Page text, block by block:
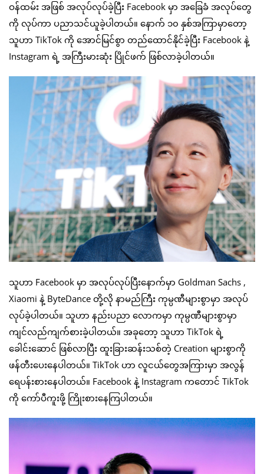
ဝန်ထမ်း အဖြစ် အလုပ်လုပ်ခဲ့ပြီး Facebook မှာ အခြေခံ အလုပ်တွေ
ကို လုပ်ကာ ပညာသင်ယူခဲ့ပါတယ်။ နောက် ၁၀ နှစ်အကြာမှာတော့
သူဟာ TikTok ကို အောင်မြင်စွာ တည်ထောင်နိုင်ခဲ့ပြီး Facebook နဲ့
Instagram ရဲ့ အကြီးမားဆုံး ပြိုင်ဖက် ဖြစ်လာခဲ့ပါတယ်။
သူဟာ Facebook မှာ အလုပ်လုပ်ပြီးနောက်မှာ Goldman Sachs ,
Xiaomi နဲ့ ByteDance တို့လို နာမည်ကြီး ကုမ္ပဏီများစွာမှာ အလုပ်
လုပ်ခဲ့ပါတယ်။ သူဟာ နည်းပညာ လောကမှာ ကုမ္ပဏီများစွာမှာ
ကျင်လည်ကျက်စားခဲ့ပါတယ်။ အခုတော့ သူဟာ TikTok ရဲ့
ခေါင်းဆောင် ဖြစ်လာပြီး ထူးခြားဆန်းသစ်တဲ့ Creation များစွာကို
ဖန်တီးပေးနေပါတယ်။ TikTok ဟာ လူငယ်တွေအကြားမှာ အလွန်
ရေပန်းစားနေပါတယ်။ Facebook နဲ့ Instagram ကတောင် TikTok
ကို ကော်ပီကူးဖို့ ကြိုးစားနေကြပါတယ်။